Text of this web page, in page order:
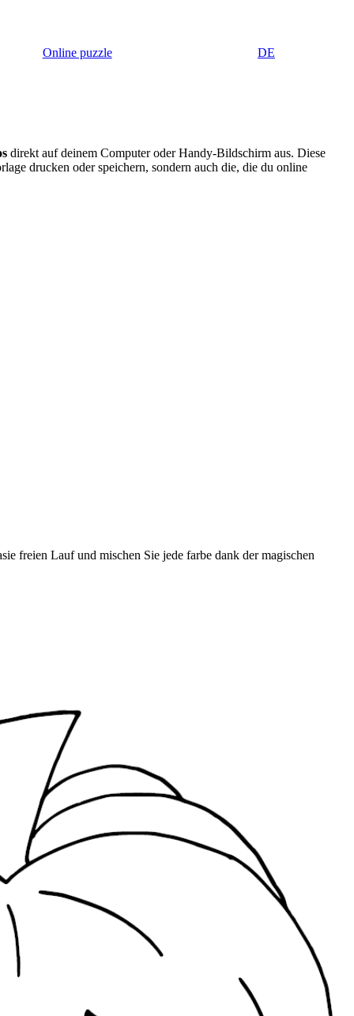
Online puzzle
DE
direkt auf deinem Computer oder Handy-Bildschirm aus. Diese
drucken oder speichern, sondern auch die, die du online
freien Lauf und mischen Sie jede farbe dank der magischen